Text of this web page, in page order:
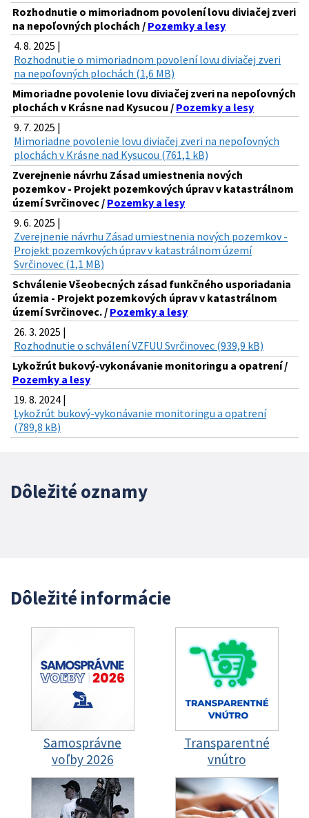
Rozhodnutie o mimoriadnom povolení lovu diviačej zveri
na nepoľovných plochách / Pozemky a lesy
4. 8. 2025 |
Rozhodnutie o mimoriadnom povolení lovu diviačej zveri
na nepoľovných plochách (1,6 MB)
Mimoriadne povolenie lovu diviačej zveri na nepoľovných
plochách v Krásne nad Kysucou / Pozemky a lesy
9. 7. 2025 |
Mimoriadne povolenie lovu diviačej zveri na nepoľovných
plochách v Krásne nad Kysucou (761,1 kB)
Zverejnenie návrhu Zásad umiestnenia nových
pozemkov - Projekt pozemkových úprav v katastrálnom
území Svrčinovec / Pozemky a lesy
9. 6. 2025 |
Zverejnenie návrhu Zásad umiestnenia nových pozemkov -
Projekt pozemkových úprav v katastrálnom území
Svrčinovec (1,1 MB)
Schválenie Všeobecných zásad funkčného usporiadania
územia - Projekt pozemkových úprav v katastrálnom
území Svrčinovec. / Pozemky a lesy
26. 3. 2025 |
Rozhodnutie o schválení VZFUU Svrčinovec (939,9 kB)
Lykožrút bukový-vykonávanie monitoringu a opatrení /
Pozemky a lesy
19. 8. 2024 |
Lykožrút bukový-vykonávanie monitoringu a opatrení
(789,8 kB)
Dôležité oznamy
Dôležité informácie
Samosprávne
voľby 2026
Transparentné
vnútro